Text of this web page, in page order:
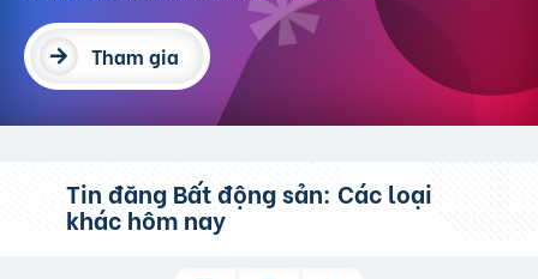
Tham gia
Tin đăng Bất động sản: Các loại
khác hôm nay